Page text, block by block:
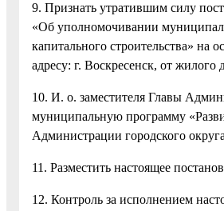
9. Признать утратившим силу
«Об уполномочивании
капитального строительства» на
адресу: г. Воскресенск, от
10. И. о. заместителя Главы
муниципальную программу
Администрации городского
11. Разместить настоящее
12. Контроль за исполнением